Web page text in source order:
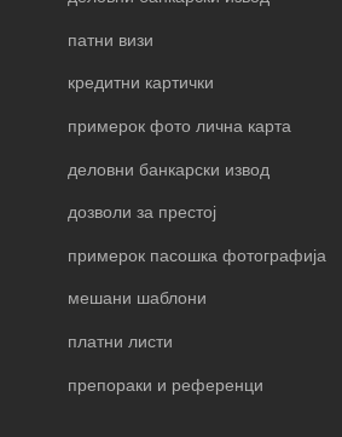
патни визи
кредитни картички
примерок фото лична карта
деловни банкарски извод
дозволи за престој
примерок пасошка фотографија
мешани шаблони
платни листи
препораки и референци